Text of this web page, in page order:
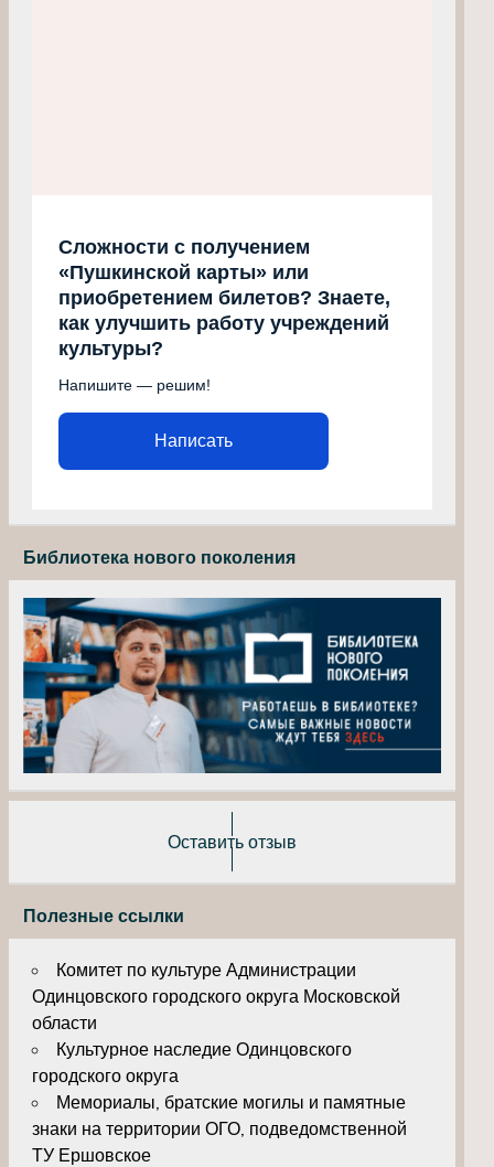
Сложности с получением
«Пушкинской карты» или
приобретением билетов? Знаете,
как улучшить работу учреждений
культуры?
Напишите — решим!
Написать
Библиотека нового поколения
Оставить отзыв
Полезные ссылки
Комитет по культуре Администрации
Одинцовского городского округа Московской
области
Культурное наследие Одинцовского
городского округа
Мемориалы, братские могилы и памятные
знаки на территории ОГО, подведомственной
ТУ Ершовское